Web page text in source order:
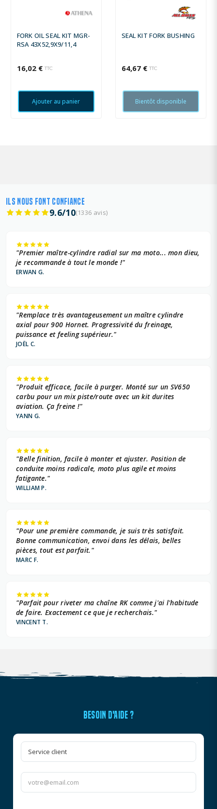
FORK OIL SEAL KIT MGR-
RSA 43X52,9X9/11,4
16,02 € TTC
Ajouter au panier
SEAL KIT FORK BUSHING
64,67 € TTC
Bientôt disponible
ILS NOUS FONT CONFIANCE
9.6/10(1336 avis)
"Premier maître-cylindre radial sur ma moto... mon dieu,
je recommande à tout le monde !"
ERWAN G.
"Remplace très avantageusement un maître cylindre
axial pour 900 Hornet. Progressivité du freinage,
puissance et feeling supérieur."
JOËL C.
"Produit efficace, facile à purger. Monté sur un SV650
carbu pour un mix piste/route avec un kit durites
aviation. Ça freine !"
YANN G.
"Belle finition, facile à monter et ajuster. Position de
conduite moins radicale, moto plus agile et moins
fatigante."
WILLIAM P.
"Pour une première commande, je suis très satisfait.
Bonne communication, envoi dans les délais, belles
pièces, tout est parfait."
MARC F.
"Parfait pour riveter ma chaîne RK comme j'ai l'habitude
de faire. Exactement ce que je recherchais."
VINCENT T.
BESOIN D'AIDE ?